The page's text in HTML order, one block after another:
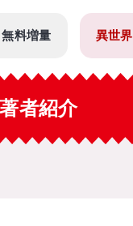
無料増量 異世界
著者紹介